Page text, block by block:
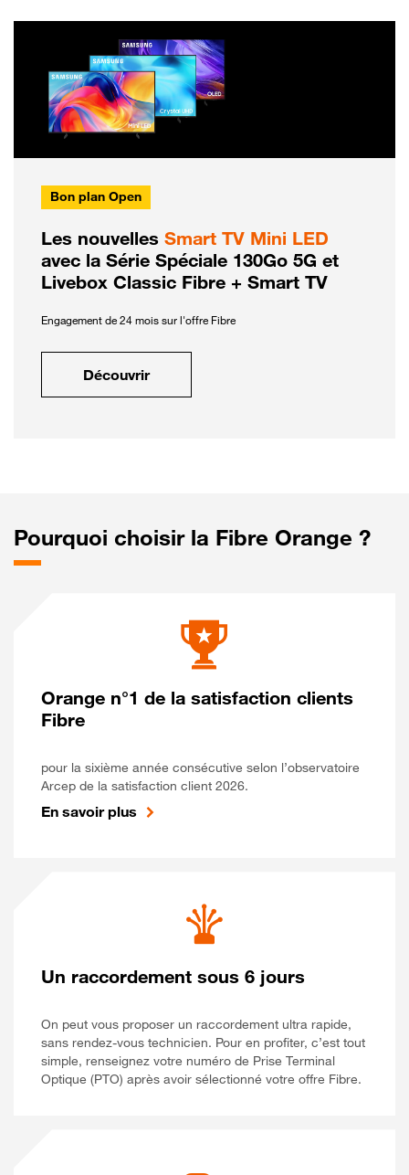
Bon plan Open
Les nouvelles Smart TV Mini LED
avec la Série Spéciale 130Go 5G et
Livebox Classic Fibre + Smart TV
Engagement de 24 mois sur l'offre Fibre
Découvrir
Pourquoi choisir la Fibre Orange ?
Orange n°1 de la satisfaction clients
Fibre
pour la sixième année consécutive selon l’observatoire
Arcep de la satisfaction client 2026.
En savoir plus
Un raccordement sous 6 jours
On peut vous proposer un raccordement ultra rapide,
sans rendez-vous technicien. Pour en profiter, c’est tout
simple, renseignez votre numéro de Prise Terminal
Optique (PTO) après avoir sélectionné votre offre Fibre.